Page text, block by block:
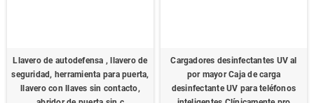
Llavero de autodefensa , llavero de
seguridad, herramienta para puerta,
llavero con llaves sin contacto,
Cargadores desinfectantes UV al
por mayor Caja de carga
desinfectante UV para teléfonos